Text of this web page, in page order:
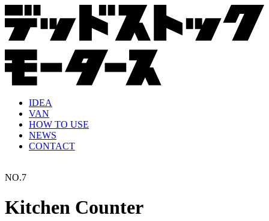
IDEA
VAN
HOW TO USE
NEWS
CONTACT
NO.7
Kitchen Counter